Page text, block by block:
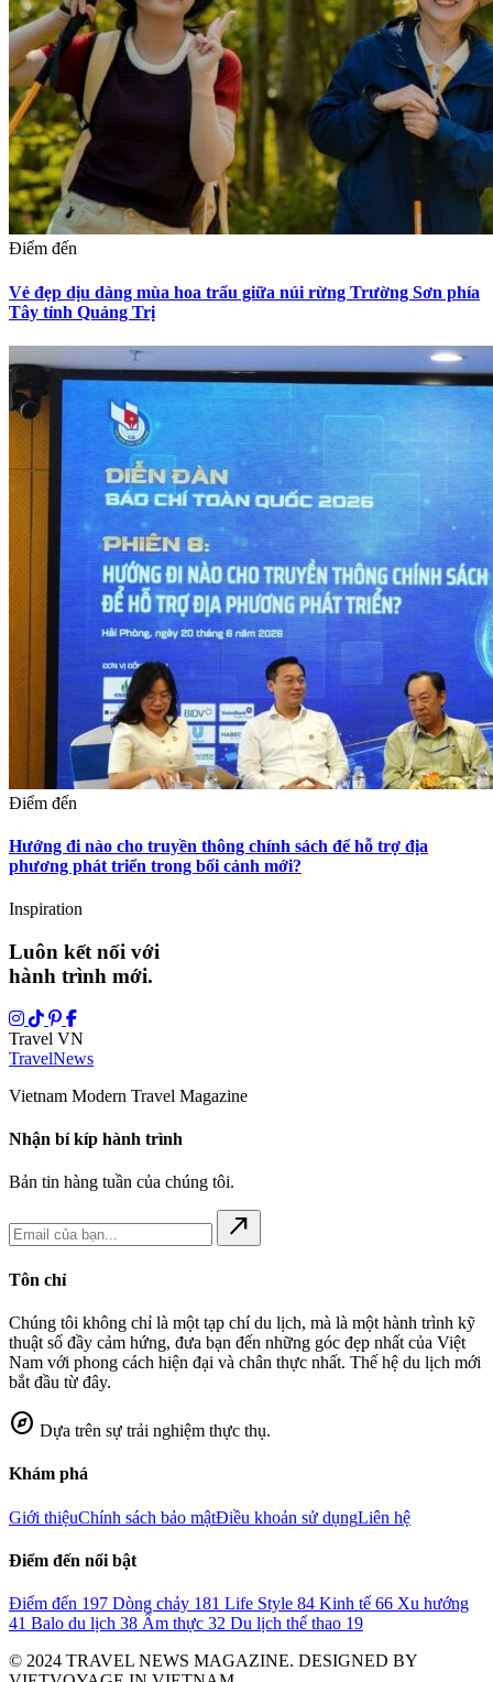
Điểm đến
Vẻ đẹp dịu dàng mùa hoa trẩu giữa núi rừng Trường Sơn phía
Tây tỉnh Quảng Trị
Điểm đến
Hướng đi nào cho truyền thông chính sách để hỗ trợ địa
phương phát triển trong bối cảnh mới?
Inspiration
Luôn kết nối với
hành trình mới.
Travel VN
TravelNews
Vietnam Modern Travel Magazine
Nhận bí kíp hành trình
Bản tin hàng tuần của chúng tôi.
north_east
Tôn chỉ
Chúng tôi không chỉ là một tạp chí du lịch, mà là một hành trình kỹ
thuật số đầy cảm hứng, đưa bạn đến những góc đẹp nhất của Việt
Nam với phong cách hiện đại và chân thực nhất. Thế hệ du lịch mới
bắt đầu từ đây.
explore Dựa trên sự trải nghiệm thực thụ.
Khám phá
Giới thiệuChính sách bảo mậtĐiều khoản sử dụngLiên hệ
Điểm đến nổi bật
Điểm đến 197 Dòng chảy 181 Life Style 84 Kinh tế 66 Xu hướng
41 Balo du lịch 38 Ẩm thực 32 Du lịch thể thao 19
© 2024 TRAVEL NEWS MAGAZINE. DESIGNED BY